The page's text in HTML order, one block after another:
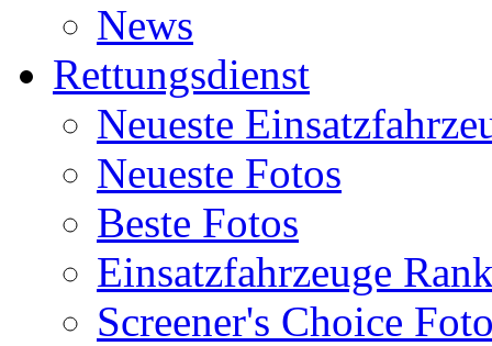
News
Rettungsdienst
Neueste
Neueste Fotos
Beste Fotos
Einsatzfahrzeuge
Screener's Choice